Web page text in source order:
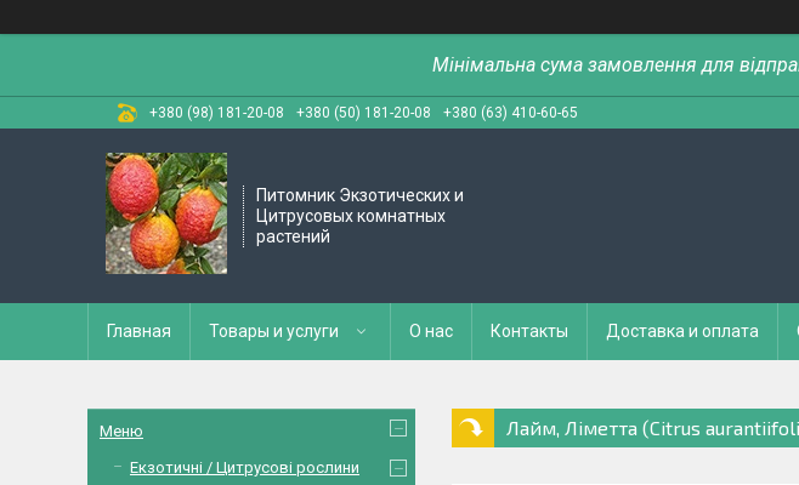
Мінімальна сума замовлення для
+380 (98) 181-20-08 +380 (50) 181-20-08 +380 (63) 410-60-65
Питомник Экзотических и
Цитрусовых комнатных
растений
Главная Товары и услуги О нас Контакты Доставка и оплата
Лайм, Ліметта (Citrus
Меню
Екзотичні / Цитрусові рослини